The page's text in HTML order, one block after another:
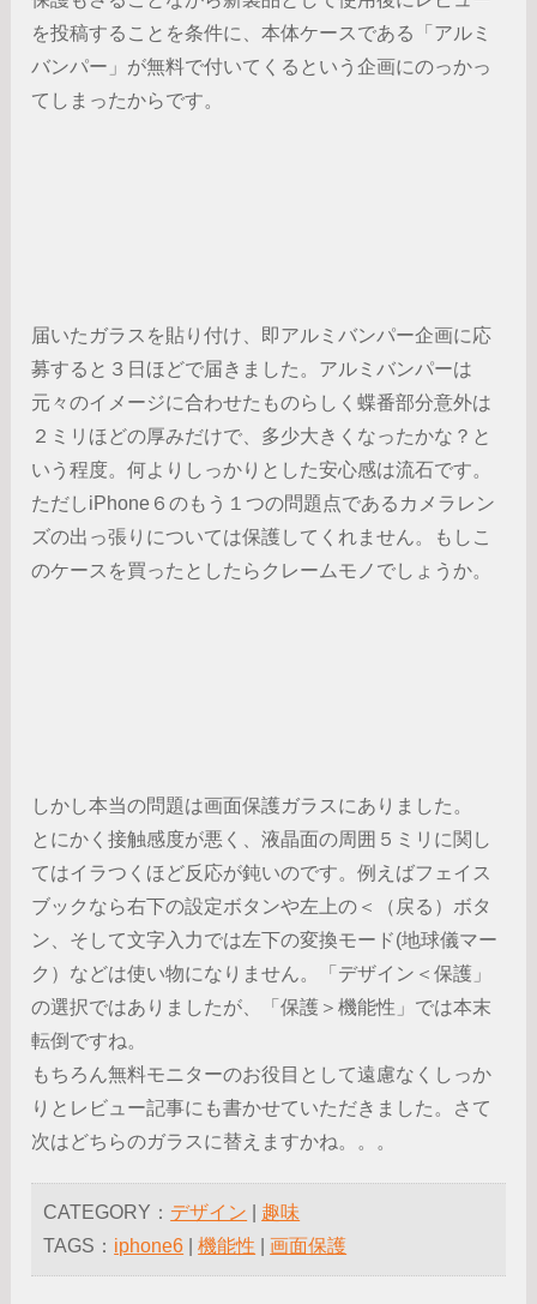
を投稿することを条件に、本体ケースである「アルミ
バンパー」が無料で付いてくるという企画にのっかっ
てしまったからです。
届いたガラスを貼り付け、即アルミバンパー企画に応
募すると３日ほどで届きました。アルミバンパーは
元々のイメージに合わせたものらしく蝶番部分意外は
２ミリほどの厚みだけで、多少大きくなったかな？と
いう程度。何よりしっかりとした安心感は流石です。
ただしiPhone６のもう１つの問題点であるカメラレン
ズの出っ張りについては保護してくれません。もしこ
のケースを買ったとしたらクレームモノでしょうか。
しかし本当の問題は画面保護ガラスにありました。
とにかく接触感度が悪く、液晶面の周囲５ミリに関し
てはイラつくほど反応が鈍いのです。例えばフェイス
ブックなら右下の設定ボタンや左上の＜（戻る）ボタ
ン、そして文字入力では左下の変換モード(地球儀マー
ク）などは使い物になりません。「デザイン＜保護」
の選択ではありましたが、「保護＞機能性」では本末
転倒ですね。
もちろん無料モニターのお役目として遠慮なくしっか
りとレビュー記事にも書かせていただきました。さて
次はどちらのガラスに替えますかね。。。
CATEGORY： デザイン
趣味
TAGS： iphone6 |機能性 |画面保護